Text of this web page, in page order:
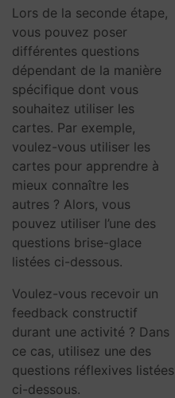
Lors de la seconde étape,
vous pouvez poser
différentes questions
dépendant de la manière
spécifique dont vous
souhaitez utiliser les
cartes. Par exemple,
voulez-vous utiliser les
cartes pour apprendre à
mieux connaître les
autres ? Alors, vous
pouvez utiliser l’une des
questions brise-glace
listées ci-dessous.
Voulez-vous recevoir un
feedback constructif
durant une activité ? Dans
ce cas, utilisez une des
questions réflexives listées
ci-dessous.